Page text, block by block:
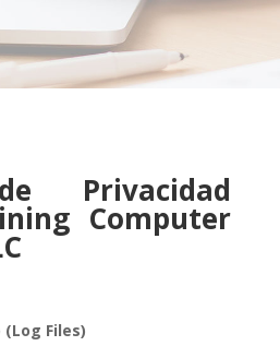
Privacidad
Computer
Files)